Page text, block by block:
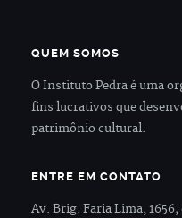
QUEM SOMOS
O Instituto Pedra é uma
fins lucrativos que
patrimônio cultural.
ENTRE EM CONTATO
Av. Brig. Faria Lima,